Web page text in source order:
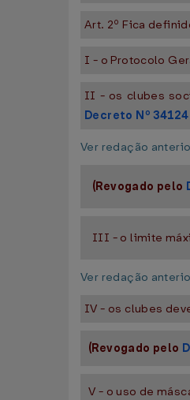
Art. 2º Fica
I - o Protocolo
II - os clubes
Decreto Nº
Ver redação
(Revogado pelo
III - o limite
Ver redação
IV - os clubes
(Revogado pelo
V - o uso de